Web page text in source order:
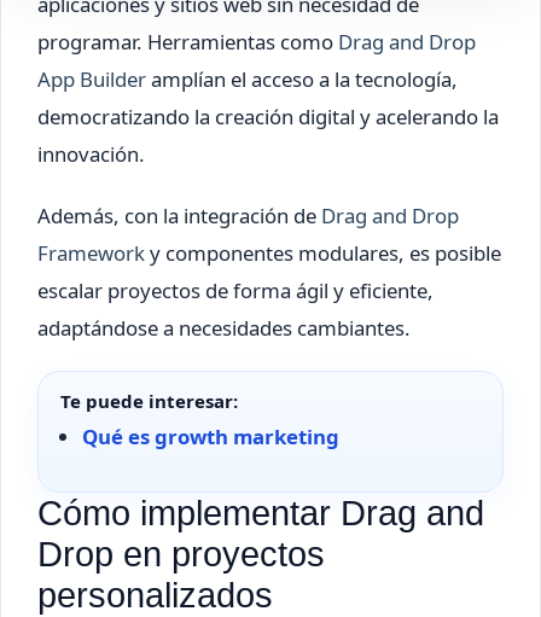
programar. Herramientas como Drag and Drop
App Builderamplían el acceso a la tecnología,
democratizando la creación digital y acelerando la
innovación.
Además, con la integración de Drag and Drop
Frameworky componentes modulares, es posible
escalar proyectos de forma ágil y eficiente,
adaptándose a necesidades cambiantes.
Te puede interesar:
Qué es growth marketing
Cómo implementar Drag and
Drop en proyectos
personalizados